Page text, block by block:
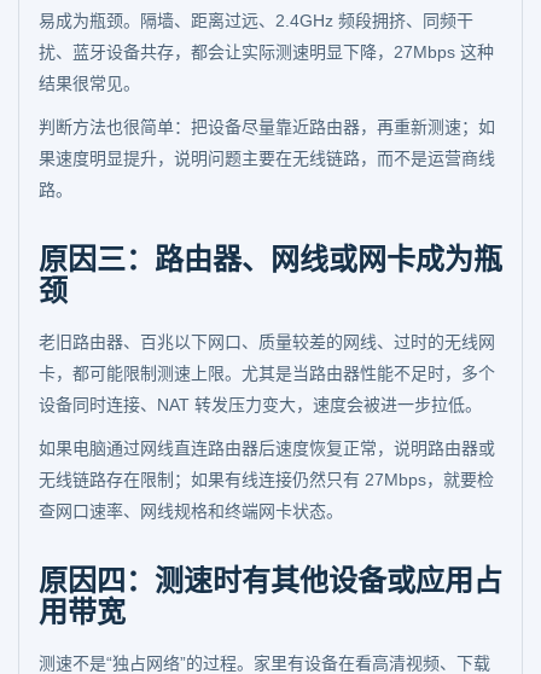
易成为瓶颈。隔墙、距离过远、2.4GHz 频段拥挤、同频干
扰、蓝牙设备共存，都会让实际测速明显下降，27Mbps 这种
结果很常见。
判断方法也很简单：把设备尽量靠近路由器，再重新测速；如
果速度明显提升，说明问题主要在无线链路，而不是运营商线
路。
原因三：路由器、网线或网卡成为瓶
颈
老旧路由器、百兆以下网口、质量较差的网线、过时的无线网
卡，都可能限制测速上限。尤其是当路由器性能不足时，多个
设备同时连接、NAT 转发压力变大，速度会被进一步拉低。
如果电脑通过网线直连路由器后速度恢复正常，说明路由器或
无线链路存在限制；如果有线连接仍然只有 27Mbps，就要检
查网口速率、网线规格和终端网卡状态。
原因四：测速时有其他设备或应用占
用带宽
测速不是“独占网络”的过程。家里有设备在看高清视频、下载